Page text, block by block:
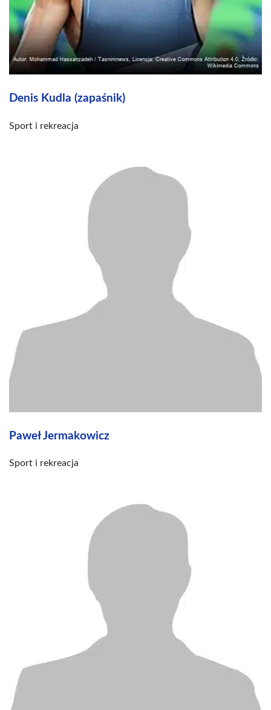
Denis Kudla (zapaśnik)
Sport i rekreacja
Paweł Jermakowicz
Sport i rekreacja